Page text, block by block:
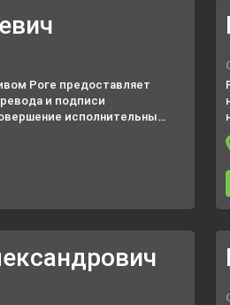
Роге предоставляет
и подписи
исполнительных
и выписок из них и